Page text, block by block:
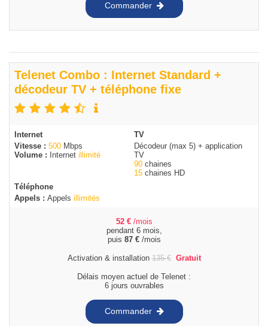
Commander
Telenet Combo : Internet Standard +
décodeur TV + téléphone fixe
Internet
Vitesse : 500 Mbps
Volume :
Internet illimité
TV
Décodeur (max 5) + application
TV
90 chaines
15 chaines HD
Téléphone
Appels : Appels illimités
52 € /mois
pendant 6 mois,
puis 87 €/mois
Activation & installation135€ Gratuit
Délais moyen actuel de Telenet :
6 jours ouvrables
Commander